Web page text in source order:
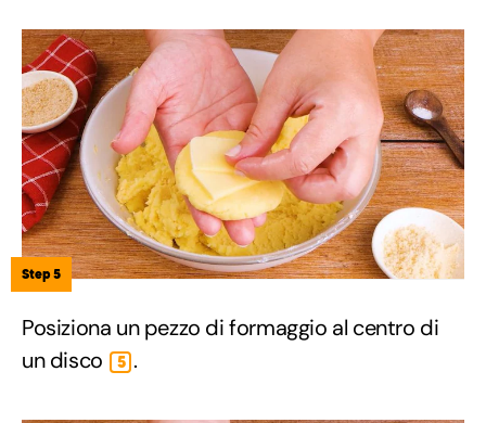
Step 5
Posiziona un pezzo di formaggio al centro di
un disco
5 .